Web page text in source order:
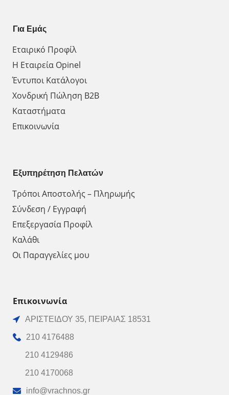
Για Εμάς
Εταιρικό Προφίλ
Η Εταιρεία Opinel
Έντυποι Κατάλογοι
Χονδρική Πώληση Β2Β
Καταστήματα
Επικοινωνία
Εξυπηρέτηση Πελατών
Τρόποι Αποστολής – Πληρωμής
Σύνδεση / Εγγραφή
Επεξεργασία Προφίλ
Καλάθι
Οι Παραγγελίες μου
Επικοινωνία
ΑΡΙΣΤΕΙΔΟΥ 35, ΠΕΙΡΑΙΑΣ 18531
210 4176488
210 4129486
210 4170068
info@vrachnos.gr